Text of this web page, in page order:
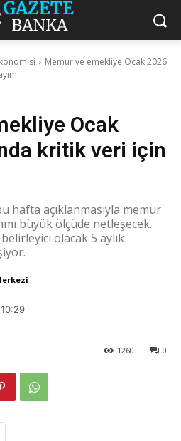
Memur ve emekliye Ocak 2026
Ocak
kritik veri için
hafta açıklanmasıyla memur
büyük ölçüde netleşecek.
olacak 5 aylık
0
1260